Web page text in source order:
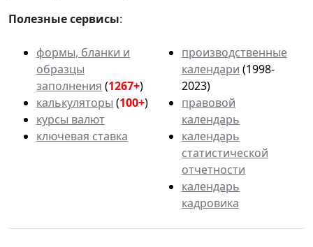
Полезные сервисы:
формы, бланки и
образцы
заполнения (1267+)
калькуляторы (100+)
курсы валют
ключевая ставка
производственные
календари (1998-
2023)
правовой
календарь
календарь
статистической
отчетности
календарь
кадровика